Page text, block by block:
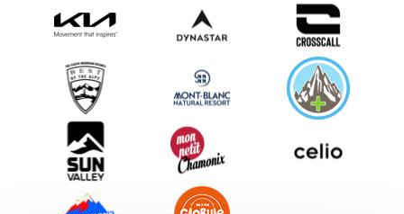
Inviate il vostro evento
Service groupes et séminaires
Scaricare
Turismo e disabilità